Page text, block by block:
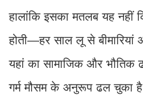
हालांकि इसका मतलब यह नहीं
होती—हर साल लू से बीमारियां
यहां का सामाजिक और भौतिक
गर्म मौसम के अनुरूप ढल चुका